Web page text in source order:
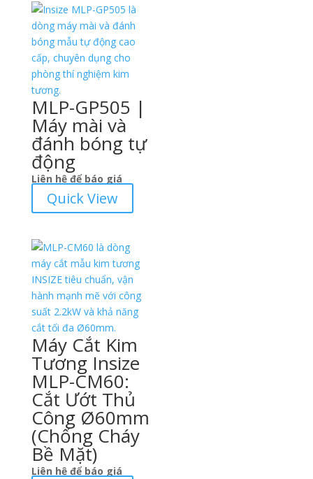
MLP-GP505 |
Máy mài và
đánh bóng tự
động
Liên hệ để báo giá
Quick View
Máy Cắt Kim
Tương Insize
MLP-CM60:
Cắt Ướt Thủ
Công Ø60mm
(Chống Cháy
Bề Mặt)
Liên hệ để báo giá